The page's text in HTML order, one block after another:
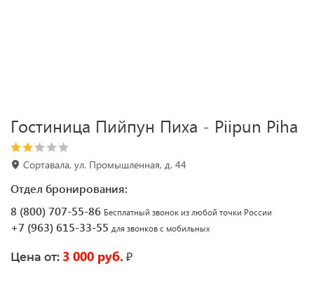
Гостиница Пийпун Пиха - Piipun Piha
Сортавала, ул. Промышленная, д. 44
Отдел бронирования:
8 (800) 707-55-86 Бесплатный звонок из любой точки России
+7 (963) 615-33-55 для звонков с мобильных
Цена от: 3 000 руб. ₽